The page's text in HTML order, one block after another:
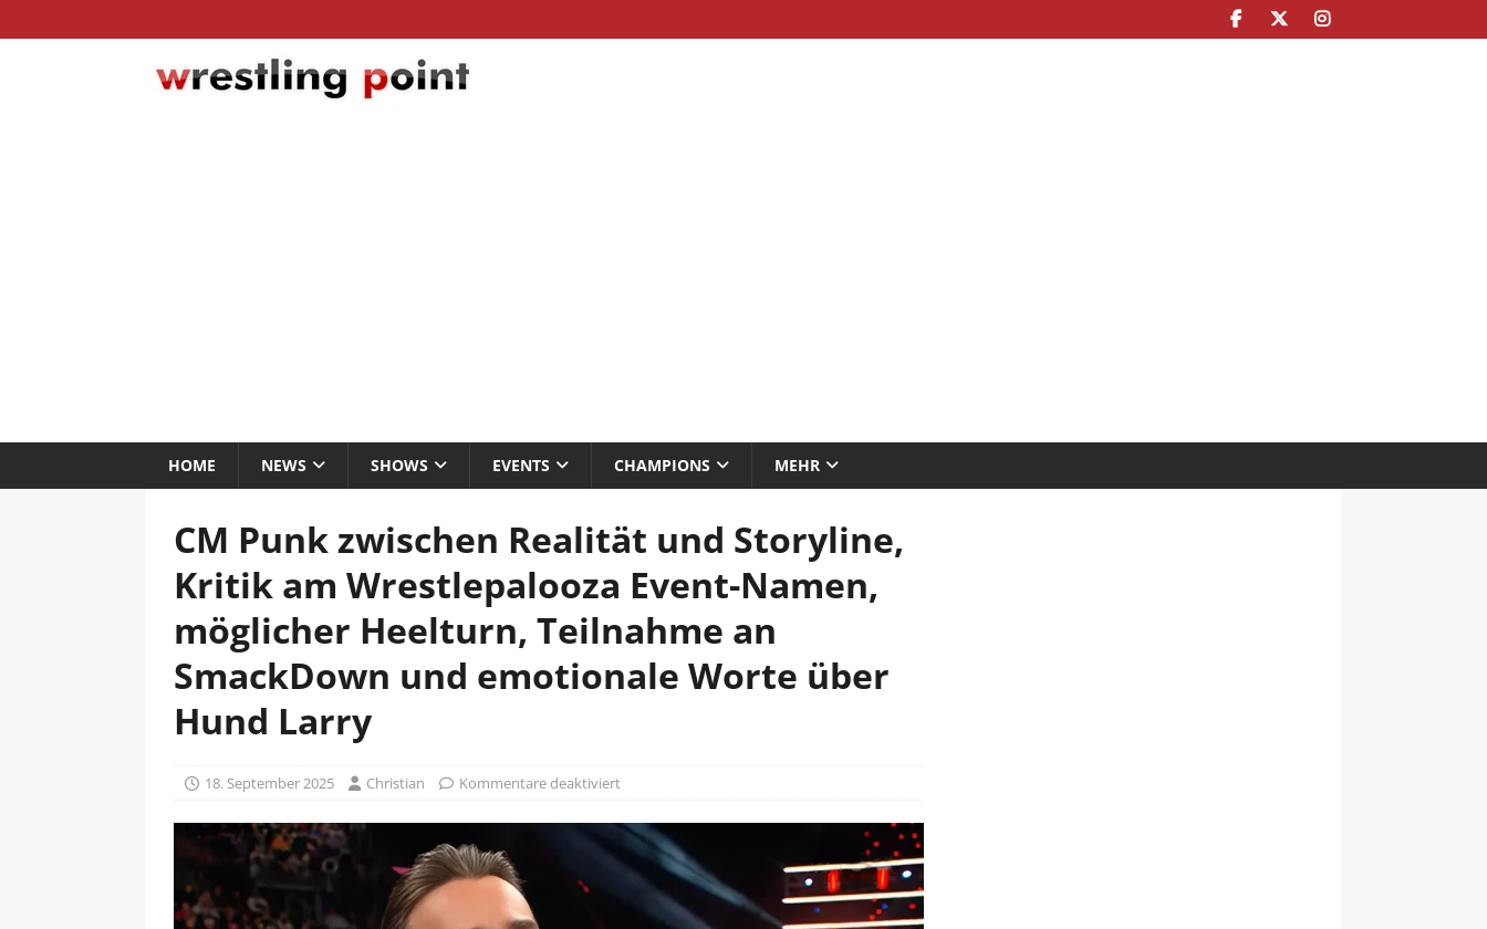
HOME NEWS SHOWS EVENTS CHAMPIONS MEHR
CM Punk zwischen Realität und Storyline,
Kritik am Wrestlepalooza Event-Namen,
möglicher Heelturn, Teilnahme an
SmackDown und emotionale Worte über
Hund Larry
18. September 2025 Christian Kommentare deaktiviert